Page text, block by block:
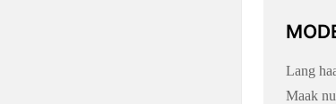
Lang
Maak nu